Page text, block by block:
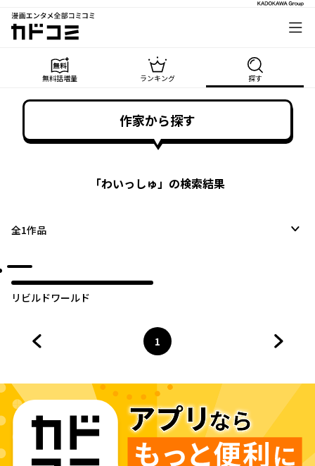
漫画エンタメ全部コミコミ
カドコミ
無料話増量 ランキング 探す
作家から探す
「わいっしゅ」の検索結果
全1作品
リビルドワールド
ページ
1
へ